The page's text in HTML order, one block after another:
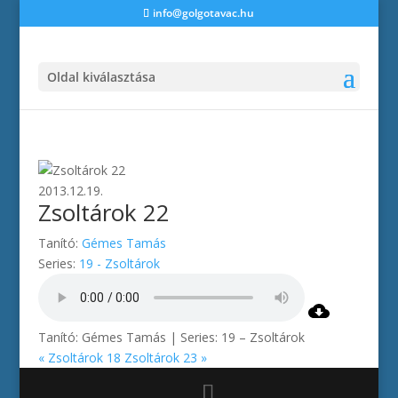
info@golgotavac.hu
Oldal kiválasztása
2013.12.19.
Zsoltárok 22
Tanító: Gémes Tamás
Series: 19 - Zsoltárok
Tanító: Gémes Tamás | Series: 19 – Zsoltárok
« Zsoltárok 18 Zsoltárok 23 »